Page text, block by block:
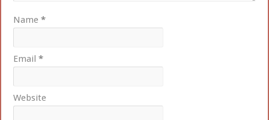
Name*
Email*
Website